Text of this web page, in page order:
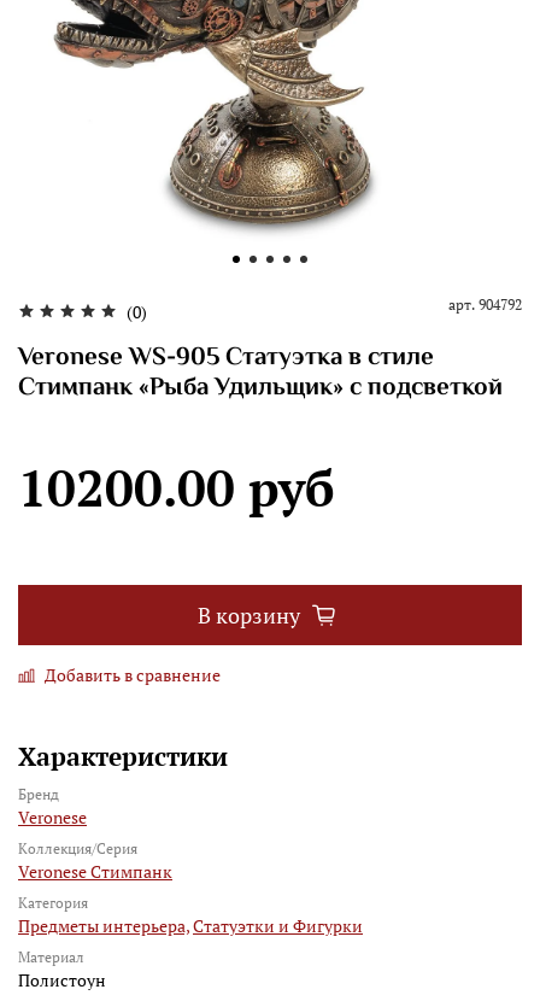
(0) арт. 904792
Veronese WS-905 Статуэтка в стиле
Стимпанк «Рыба Удильщик» с подсветкой
10200.00 руб
В корзину
Добавить в сравнение
Характеристики
Бренд
Veronese
Коллекция/Серия
Veronese Стимпанк
Категория
Предметы интерьера,Статуэтки и Фигурки
Материал
Полистоун